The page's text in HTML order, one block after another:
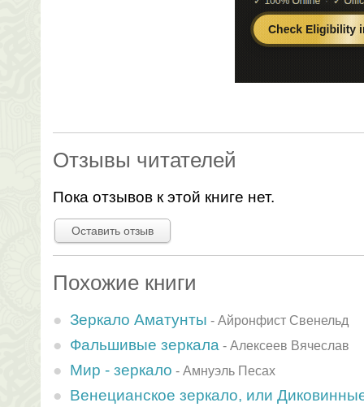
Отзывы читателей
Пока отзывов к этой книге нет.
Оставить отзыв
Похожие книги
Зеркало Аматунты - Айронфист Свенельд
Фальшивые зеркала - Алексеев Вячеслав
Мир - зеркало - Амнуэль Песах
Венецианское зеркало, или